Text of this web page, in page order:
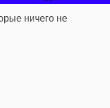
ничего не